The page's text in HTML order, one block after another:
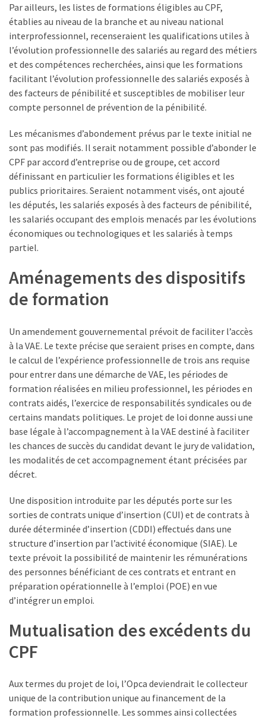
devrait
retenir
pour
2027
MOST
USED
News
(1 096)
Agenda
(159)
Interviews
(108)
Rubrique
RH
(93)
Droit
formation
(71)
formation
(32)
(28)
Par ailleurs, les listes de formations éligibles au CPF,
établies au niveau de la branche et au niveau national
interprofessionnel, recenseraient les qualifications utiles à
l’évolution professionnelle des salariés au regard des métiers
et des compétences recherchées, ainsi que les formations
facilitant l’évolution professionnelle des salariés exposés à
des facteurs de pénibilité et susceptibles de mobiliser leur
compte personnel de prévention de la pénibilité.
Les mécanismes d’abondement prévus par le texte initial ne
sont pas modifiés. Il serait notamment possible d’abonder le
CPF par accord d’entreprise ou de groupe, cet accord
définissant en particulier les formations éligibles et les
publics prioritaires. Seraient notamment visés, ont ajouté
les députés, les salariés exposés à des facteurs de pénibilité,
les salariés occupant des emplois menacés par les évolutions
économiques ou technologiques et les salariés à temps
partiel.
Aménagements des dispositifs
de formation
Un amendement gouvernemental prévoit de faciliter l’accès
à la VAE. Le texte précise que seraient prises en compte, dans
le calcul de l’expérience professionnelle de trois ans requise
pour entrer dans une démarche de VAE, les périodes de
formation réalisées en milieu professionnel, les périodes en
contrats aidés, l’exercice de responsabilités syndicales ou de
certains mandats politiques. Le projet de loi donne aussi une
base légale à l’accompagnement à la VAE destiné à faciliter
les chances de succès du candidat devant le jury de validation,
les modalités de cet accompagnement étant précisées par
décret.
Une disposition introduite par les députés porte sur les
sorties de contrats unique d’insertion (CUI) et de contrats à
durée déterminée d’insertion (CDDI) effectués dans une
structure d’insertion par l’activité économique (SIAE). Le
texte prévoit la possibilité de maintenir les rémunérations
des personnes bénéficiant de ces contrats et entrant en
préparation opérationnelle à l’emploi (POE) en vue
d’intégrer un emploi.
Mutualisation des excédents du
CPF
Aux termes du projet de loi, l’Opca deviendrait le collecteur
unique de la contribution unique au financement de la
formation professionnelle. Les sommes ainsi collectées